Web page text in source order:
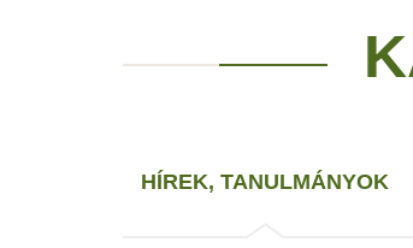
HÍREK, TANULMÁNYOK